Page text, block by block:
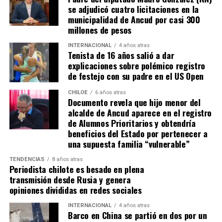
en pos de que cada kilómetro recorrido, signifique más
que una llegada a Santiago, un arribo a la cura de su hijo
Actualmente, Gómez se encuentra en Santiago
realizando trámites y participando como invitada en
distintos medios de comunicación. Aunque aún no tiene
una fecha exacta para su viaje a Estados Unidos, donde
se administra el medicamento, indicó que esperan
realizarlo «a mediados de junio».
Cabe destacar que, pese a que se logró reunir el dinero y,
por ende, la meta se cumplió, continúan circulando por
redes sociales, eventos a beneficios de Tomás Ross.
¿Como ayudar?
Instagram, Dante_contra_duchenne
Fernando Jara (padre)
se adjudicó cuatro licitaciones en la
municipalidad de Ancud por casi 300
millones de pesos
INTERNACIONAL 4 años atras
Tenista de 16 años salió a dar
explicaciones sobre polémico registro
de festejo con su padre en el US Open
CHILOE 6 años atras
Documento revela que hijo menor del
alcalde de Ancud aparece en el registro
de Alumnos Prioritarios y obtendría
beneficios del Estado por pertenecer a
una supuesta familia “vulnerable”
TENDENCIAS 8 años atras
Periodista chilote es besado en plena
transmisión desde Rusia y genera
opiniones divididas en redes sociales
INTERNACIONAL 4 años atras
Barco en China se partió en dos por un